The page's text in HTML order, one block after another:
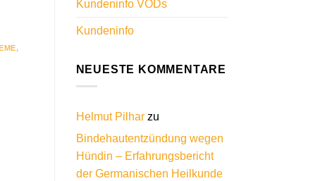
,
Kundeninfo VODs
Kundeninfo
NEUESTE KOMMENTARE
Helmut Pilharzu
Bindehautentzündung wegen
Hündin – Erfahrungsbericht
der Germanischen Heilkunde